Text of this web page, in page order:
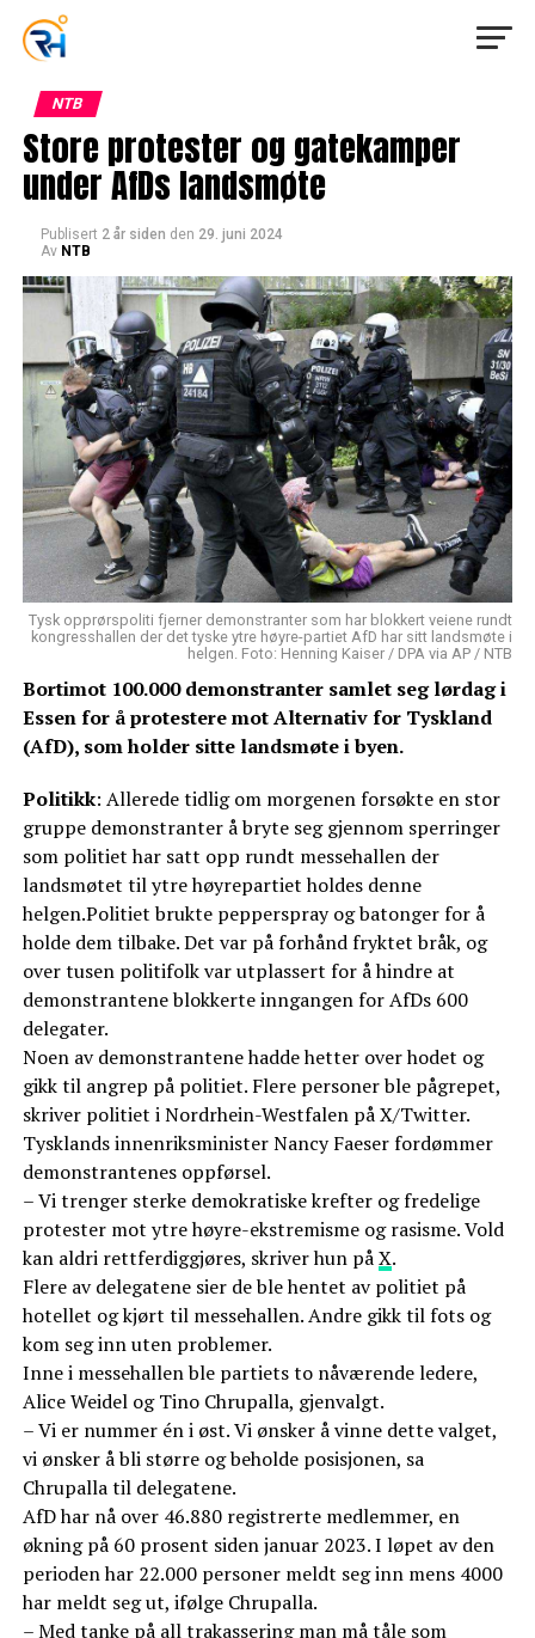
NTB
Store protester og gatekamper
under AfDs landsmøte
Publisert 2 år siden den 29. juni 2024
Av NTB
Tysk opprørspoliti fjerner demonstranter som har blokkert veiene rundt
kongresshallen der det tyske ytre høyre-partiet AfD har sitt landsmøte i
helgen. Foto: Henning Kaiser / DPA via AP / NTB
Bortimot 100.000 demonstranter samlet seg lørdag i
Essen for å protestere mot Alternativ for Tyskland
(AfD), som holder sitte landsmøte i byen.
Politikk: Allerede tidlig om morgenen forsøkte en stor
gruppe demonstranter å bryte seg gjennom sperringer
som politiet har satt opp rundt messehallen der
landsmøtet til ytre høyrepartiet holdes denne
helgen.Politiet brukte pepperspray og batonger for å
holde dem tilbake. Det var på forhånd fryktet bråk, og
over tusen politifolk var utplassert for å hindre at
demonstrantene blokkerte inngangen for AfDs 600
delegater.
Noen av demonstrantene hadde hetter over hodet og
gikk til angrep på politiet. Flere personer ble pågrepet,
skriver politiet i Nordrhein-Westfalen på X/Twitter.
Tysklands innenriksminister Nancy Faeser fordømmer
demonstrantenes oppførsel.
– Vi trenger sterke demokratiske krefter og fredelige
protester mot ytre høyre-ekstremisme og rasisme. Vold
kan aldri rettferdiggjøres, skriver hun påX.
Flere av delegatene sier de ble hentet av politiet på
hotellet og kjørt til messehallen. Andre gikk til fots og
kom seg inn uten problemer.
Inne i messehallen ble partiets to nåværende ledere,
Alice Weidel og Tino Chrupalla, gjenvalgt.
– Vi er nummer én i øst. Vi ønsker å vinne dette valget,
vi ønsker å bli større og beholde posisjonen, sa
Chrupalla til delegatene.
AfD har nå over 46.880 registrerte medlemmer, en
økning på 60 prosent siden januar 2023. I løpet av den
perioden har 22.000 personer meldt seg inn mens 4000
har meldt seg ut, ifølge Chrupalla.
– Med tanke på all trakassering man må tåle som